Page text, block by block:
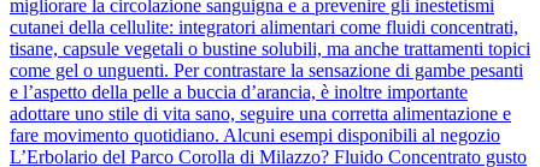
migliorare la circolazione sanguigna e a prevenire gli inestetismi
cutanei della cellulite: integratori alimentari come fluidi concentrati,
tisane, capsule vegetali o bustine solubili, ma anche trattamenti topici
come gel o unguenti. Per contrastare la sensazione di gambe pesanti
e l’aspetto della pelle a buccia d’arancia, è inoltre importante
adottare uno stile di vita sano, seguire una corretta alimentazione e
fare movimento quotidiano. Alcuni esempi disponibili al negozio
L’Erbolario del Parco Corolla di Milazzo? Fluido Concentrato gusto